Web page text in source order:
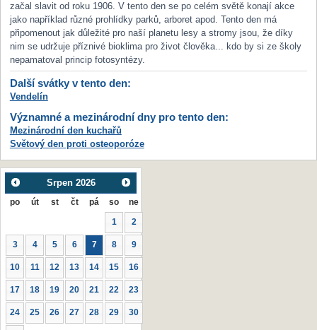
začal slavit od roku 1906. V tento den se po celém světě konají akce
jako například různé prohlídky parků, arboret apod. Tento den má
připomenout jak důležité pro naší planetu lesy a stromy jsou, že díky
nim se udržuje příznivé bioklima pro život člověka... kdo by si ze školy
nepamatoval princip fotosyntézy.
Další svátky v tento den:
Vendelín
Významné a mezinárodní dny pro tento den:
Mezinárodní den kuchařů
Světový den proti osteoporóze
Srpen 2026
po út st čt pá so ne
1 2
3 4 5 6 7 8 9
10 11 12 13 14 15 16
17 18 19 20 21 22 23
24 25 26 27 28 29 30